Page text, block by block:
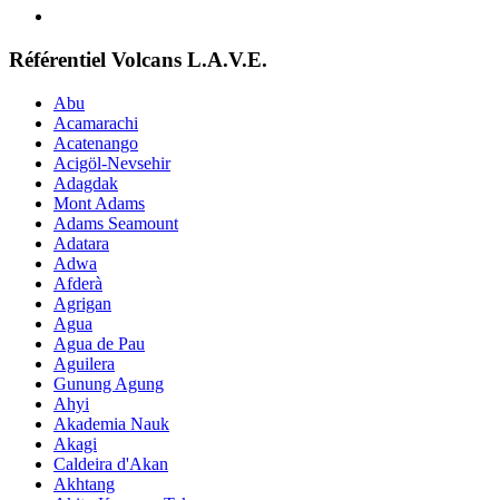
Référentiel Volcans L.A.V.E.
Abu
Acamarachi
Acatenango
Acigöl-Nevsehir
Adagdak
Mont Adams
Adams Seamount
Adatara
Adwa
Afderà
Agrigan
Agua
Agua de Pau
Aguilera
Gunung Agung
Ahyi
Akademia Nauk
Akagi
Caldeira d'Akan
Akhtang